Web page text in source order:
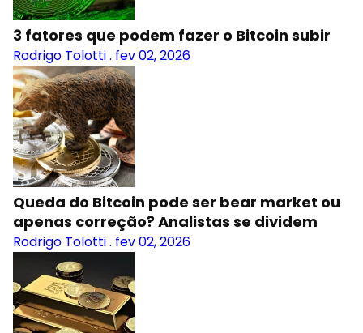
3 fatores que podem fazer o Bitcoin subir
Rodrigo Tolotti. fev 02, 2026
Queda do Bitcoin pode ser bear market ou
apenas correção? Analistas se dividem
Rodrigo Tolotti. fev 02, 2026